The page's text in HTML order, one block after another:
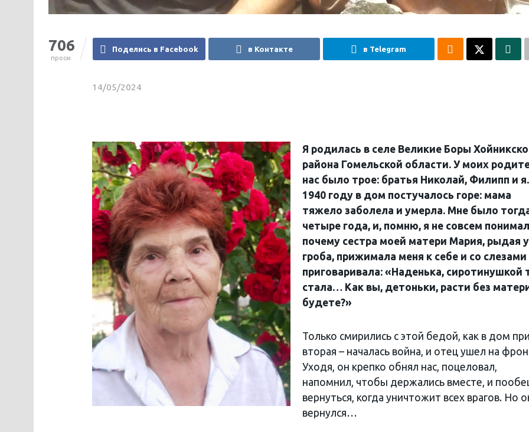
706
просм.
Поделись в Facebook в Контакте в Telegram
14/05/2024
Я родилась в селе Великие Боры
района Гомельской области. У моих
нас было трое: братья Николай, Филипп и
1940 году в дом постучалось горе: мама
тяжело заболела и умерла. Мне было
четыре года, и, помню, я не совсем
почему сестра моей матери Мария, рыдая у
гроба, прижимала меня к себе и со слезами
приговаривала: «Наденька, сиротинушкой
стала… Как вы, детоньки, расти без
будете?»
Только смирились с этой бедой, как в дом
вторая – началась война, и отец ушел на
Уходя, он крепко обнял нас, поцеловал,
напомнил, чтобы держались вместе, и
вернуться, когда уничтожит всех врагов. Но
вернулся…